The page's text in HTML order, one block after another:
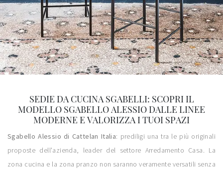
SEDIE DA CUCINA SGABELLI: SCOPRI IL
MODELLO SGABELLO ALESSIO DALLE LINEE
MODERNE E VALORIZZA I TUOI SPAZI
Sgabello Alessio di Cattelan Italia: prediligi una tra le più originali
proposte dell'azienda, leader del settore Arredamento Casa. La
zona cucina e la zona pranzo non saranno veramente versatili senza